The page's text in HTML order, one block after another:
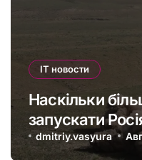
IT новости
Наскільки
запускати
інфографіка
dmitriy.vasyura